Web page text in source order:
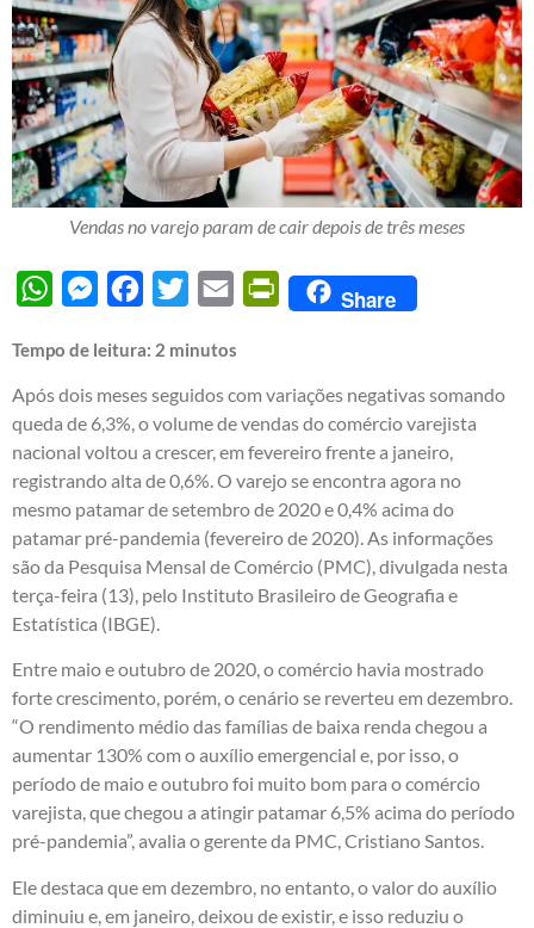
Vendas no varejo param de cair depois de três meses
WhatsAppMessengerFacebook
Twitter Email PrintFriendly
Share
Tempo de leitura: 2 minutos
Após dois meses seguidos com variações negativas somando
queda de 6,3%, o volume de vendas do comércio varejista
nacional voltou a crescer, em fevereiro frente a janeiro,
registrando alta de 0,6%. O varejo se encontra agora no
mesmo patamar de setembro de 2020 e 0,4% acima do
patamar pré-pandemia (fevereiro de 2020). As informações
são da Pesquisa Mensal de Comércio (PMC), divulgada nesta
terça-feira (13), pelo Instituto Brasileiro de Geografia e
Estatística (IBGE).
Entre maio e outubro de 2020, o comércio havia mostrado
forte crescimento, porém, o cenário se reverteu em dezembro.
“O rendimento médio das famílias de baixa renda chegou a
aumentar 130% com o auxílio emergencial e, por isso, o
período de maio e outubro foi muito bom para o comércio
varejista, que chegou a atingir patamar 6,5% acima do período
pré-pandemia”, avalia o gerente da PMC, Cristiano Santos.
Ele destaca que em dezembro, no entanto, o valor do auxílio
diminuiu e, em janeiro, deixou de existir, e isso reduziu o